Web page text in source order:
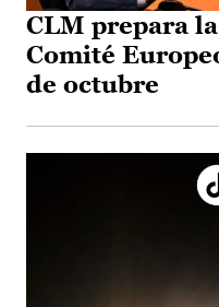
CLM prepara
Comité
de octubre